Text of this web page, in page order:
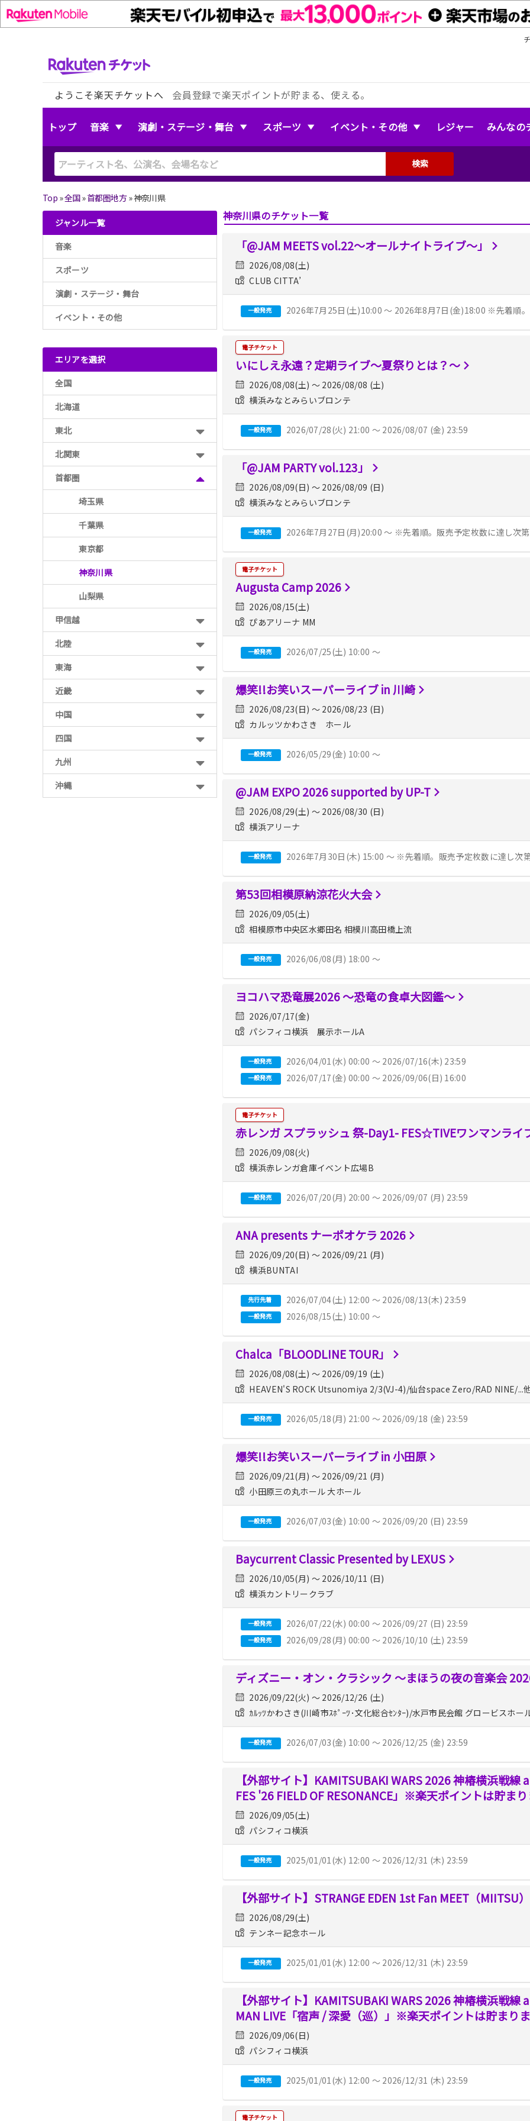
ようこそ楽天チケットへ 会員登録で楽天ポイントが貯まる、使える。
トップ 音楽 演劇・ステージ・舞台 スポーツ イベント・その他 レジャー みんなの
検索
Top »全国»首都圏地方»神奈川県
ジャンル一覧
音楽
スポーツ
演劇・ステージ・舞台
イベント・その他
エリアを選択
全国
北海道
東北
北関東
首都圏
埼玉県
千葉県
東京都
神奈川県
山梨県
甲信越
北陸
東海
近畿
中国
四国
九州
沖縄
神奈川県のチケット一覧
「@JAM MEETS vol.22〜オールナイトライブ〜」
2026/08/08(土)
CLUB CITTA’
一般発売 2026年7月25日(土)10:00 ～ 2026年8月7日(金)18:00 ※先着順
電子チケット
いにしえ永遠？定期ライブ〜夏祭りとは？〜
2026/08/08(土) 〜 2026/08/08 (土)
横浜みなとみらいブロンテ
一般発売 2026/07/28(火) 21:00 〜 2026/08/07 (金) 23:59
「@JAM PARTY vol.123」
2026/08/09(日) 〜 2026/08/09 (日)
横浜みなとみらいブロンテ
一般発売 2026年7月27日(月)20:00 〜 ※先着順。販売予定枚数に達し次
電子チケット
Augusta Camp 2026
2026/08/15(土)
ぴあアリーナ MM
一般発売 2026/07/25(土) 10:00 〜
爆笑!!お笑いスーパーライブ in 川崎
2026/08/23(日) 〜 2026/08/23 (日)
カルッツかわさき ホール
一般発売 2026/05/29(金) 10:00 〜
@JAM EXPO 2026 supported by UP-T
2026/08/29(土) 〜 2026/08/30 (日)
横浜アリーナ
一般発売 2026年7月30日(木) 15:00 ～ ※先着順。販売予定枚数に達し次
第53回相模原納涼花火大会
2026/09/05(土)
相模原市中央区水郷田名 相模川高田橋上流
一般発売 2026/06/08(月) 18:00 〜
ヨコハマ恐竜展2026 〜恐竜の食卓大図鑑〜
2026/07/17(金)
パシフィコ横浜 展示ホールA
一般発売 2026/04/01(水) 00:00 〜 2026/07/16(木) 23:59
一般発売 2026/07/17(金) 00:00 〜 2026/09/06(日) 16:00
電子チケット
赤レンガ スプラッシュ 祭-Day1- FES☆TIVEワンマンライ
2026/09/08(火)
横浜赤レンガ倉庫イベント広場B
一般発売 2026/07/20(月) 20:00 〜 2026/09/07 (月) 23:59
ANA presents ナーポオケラ 2026
2026/09/20(日) 〜 2026/09/21 (月)
横浜BUNTAI
先行先着 2026/07/04(土) 12:00 〜 2026/08/13(木) 23:59
一般発売 2026/08/15(土) 10:00 〜
Chalca「BLOODLINE TOUR」
2026/08/08(土) 〜 2026/09/19 (土)
HEAVEN'S ROCK Utsunomiya 2/3(VJ-4)/仙台space Zero/RAD NINE/...
一般発売 2026/05/18(月) 21:00 〜 2026/09/18 (金) 23:59
爆笑!!お笑いスーパーライブ in 小田原
2026/09/21(月) 〜 2026/09/21 (月)
小田原三の丸ホール 大ホール
一般発売 2026/07/03(金) 10:00 〜 2026/09/20 (日) 23:59
Baycurrent Classic Presented by LEXUS
2026/10/05(月) 〜 2026/10/11 (日)
横浜カントリークラブ
一般発売 2026/07/22(水) 00:00 〜 2026/09/27 (日) 23:59
一般発売 2026/09/28(月) 00:00 〜 2026/10/10 (土) 23:59
ディズニー・オン・クラシック 〜まほうの夜の音楽会
2026/09/22(火) 〜 2026/12/26 (土)
ｶﾙｯﾂかわさき(川崎市ｽﾎﾟｰﾂ･文化総合ｾﾝﾀｰ)/水戸市民会館 グロービスホ
一般発売 2026/07/03(金) 10:00 〜 2026/12/25 (金) 23:59
【外部サイト】KAMITSUBAKI WARS 2026 神椿横浜戦
FES '26 FIELD OF RESONANCE」※楽天ポイントは貯ま
2026/09/05(土)
パシフィコ横浜
一般発売 2025/01/01(水) 12:00 〜 2026/12/31 (木) 23:59
【外部サイト】STRANGE EDEN 1st Fan MEET（
2026/08/29(土)
テンネー記念ホール
一般発売 2025/01/01(水) 12:00 〜 2026/12/31 (木) 23:59
【外部サイト】KAMITSUBAKI WARS 2026 神椿横浜戦
MAN LIVE「宿声 / 深愛（巡）」※楽天ポイントは貯まり
2026/09/06(日)
パシフィコ横浜
一般発売 2025/01/01(水) 12:00 〜 2026/12/31 (木) 23:59
電子チケット